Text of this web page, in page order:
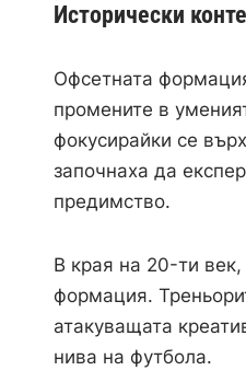
Исторически
Офсетната
промените в
фокусирайки се
започнаха да
предимство.
В края на 20-ти
формация.
атакуващата
нива на футбола.